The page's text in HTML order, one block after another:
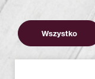
Wszystko